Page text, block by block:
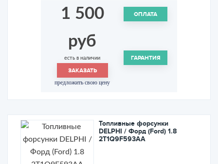
1 500
руб
есть в наличии
ЗАКАЗАТЬ
предложить свою цену
ОПЛАТА
ГАРАНТИЯ
Топливные форсунки
DELPHI / Форд (Ford) 1.8
2T1Q9F593AA